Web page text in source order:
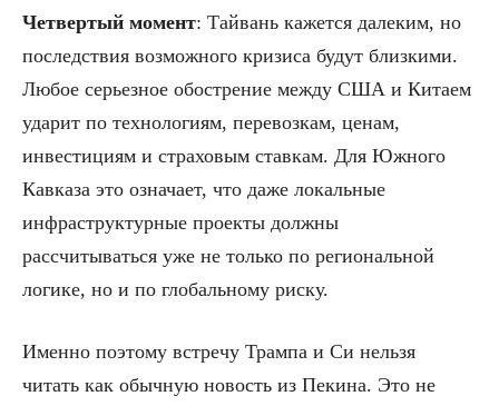
Четвертый момент: Тайвань кажется далеким, но
последствия возможного кризиса будут близкими.
Любое серьезное обострение между США и Китаем
ударит по технологиям, перевозкам, ценам,
инвестициям и страховым ставкам. Для Южного
Кавказа это означает, что даже локальные
инфраструктурные проекты должны
рассчитываться уже не только по региональной
логике, но и по глобальному риску.
Именно поэтому встречу Трампа и Си нельзя
читать как обычную новость из Пекина. Это не